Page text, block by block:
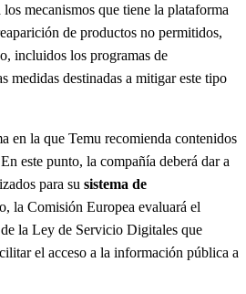
mecanismos que tiene la plataforma
de productos no permitidos,
incluidos los programas de
medidas destinadas a mitigar este tipo
en la que Temu recomienda contenidos
este punto, la compañía deberá dar a
para su sistema de
la Comisión Europea evaluará el
la Ley de Servicio Digitales que
el acceso a la información pública a